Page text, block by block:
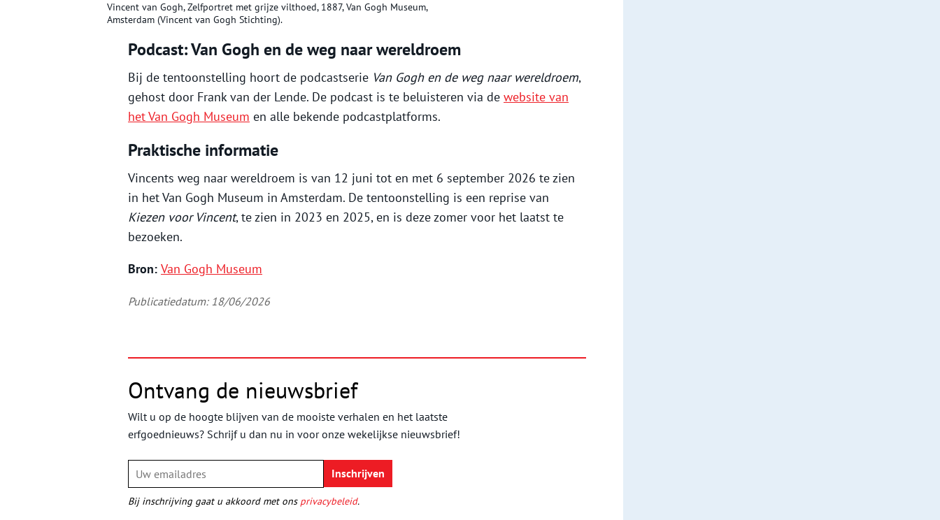
Vincent van Gogh, Zelfportret met grijze vilthoed, 1887, Van Gogh Museum,
Amsterdam (Vincent van Gogh Stichting).
Podcast: Van Gogh en de weg naar wereldroem
Bij de tentoonstelling hoort de podcastserie Van Gogh en de weg naar wereldroem,
gehost door Frank van der Lende. De podcast is te beluisteren via de website van
het Van Gogh Museum en alle bekende podcastplatforms.
Praktische informatie
Vincents weg naar wereldroem is van 12 juni tot en met 6 september 2026 te zien
in het Van Gogh Museum in Amsterdam. De tentoonstelling is een reprise van
Kiezen voor Vincent, te zien in 2023 en 2025, en is deze zomer voor het laatst te
bezoeken.
Bron: Van Gogh Museum
Publicatiedatum: 18/06/2026
Ontvang de nieuwsbrief
Wilt u op de hoogte blijven van de mooiste verhalen en het laatste
erfgoednieuws? Schrijf u dan nu in voor onze wekelijkse nieuwsbrief!
Bij inschrijving gaat u akkoord met ons privacybeleid.